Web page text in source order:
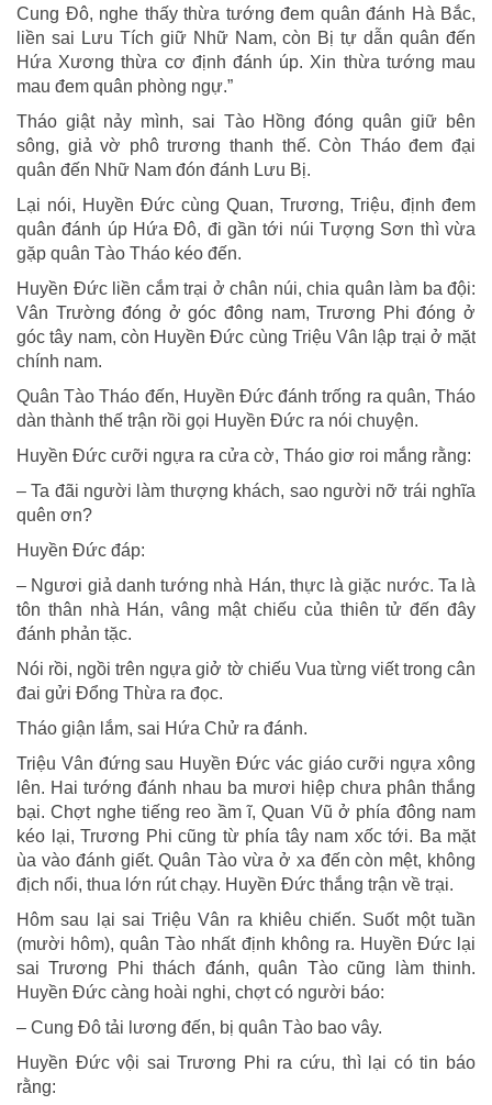
Cung Đô, nghe thấy thừa tướng đem quân đánh Hà Bắc,
liền sai Lưu Tích giữ Nhữ Nam, còn Bị tự dẫn quân đến
Hứa Xương thừa cơ định đánh úp. Xin thừa tướng mau
mau đem quân phòng ngự.”
Tháo giật nảy mình, sai Tào Hồng đóng quân giữ bên
sông, giả vờ phô trương thanh thế. Còn Tháo đem đại
quân đến Nhữ Nam đón đánh Lưu Bị.
Lại nói, Huyền Đức cùng Quan, Trương, Triệu, định đem
quân đánh úp Hứa Đô, đi gần tới núi Tượng Sơn thì vừa
gặp quân Tào Tháo kéo đến.
Huyền Đức liền cắm trại ở chân núi, chia quân làm ba đội:
Vân Trường đóng ở góc đông nam, Trương Phi đóng ở
góc tây nam, còn Huyền Đức cùng Triệu Vân lập trại ở mặt
chính nam.
Quân Tào Tháo đến, Huyền Đức đánh trống ra quân, Tháo
dàn thành thế trận rồi gọi Huyền Đức ra nói chuyện.
Huyền Đức cưỡi ngựa ra cửa cờ, Tháo giơ roi mắng rằng:
– Ta đãi người làm thượng khách, sao người nỡ trái nghĩa
quên ơn?
Huyền Đức đáp:
– Ngươi giả danh tướng nhà Hán, thực là giặc nước. Ta là
tôn thân nhà Hán, vâng mật chiếu của thiên tử đến đây
đánh phản tặc.
Nói rồi, ngồi trên ngựa giở tờ chiếu Vua từng viết trong cân
đai gửi Đổng Thừa ra đọc.
Tháo giận lắm, sai Hứa Chử ra đánh.
Triệu Vân đứng sau Huyền Đức vác giáo cưỡi ngựa xông
lên. Hai tướng đánh nhau ba mươi hiệp chưa phân thắng
bại. Chợt nghe tiếng reo ầm ĩ, Quan Vũ ở phía đông nam
kéo lại, Trương Phi cũng từ phía tây nam xốc tới. Ba mặt
ùa vào đánh giết. Quân Tào vừa ở xa đến còn mệt, không
địch nổi, thua lớn rút chạy. Huyền Đức thắng trận về trại.
Hôm sau lại sai Triệu Vân ra khiêu chiến. Suốt một tuần
(mười hôm), quân Tào nhất định không ra. Huyền Đức lại
sai Trương Phi thách đánh, quân Tào cũng làm thinh.
Huyền Đức càng hoài nghi, chợt có người báo:
– Cung Đô tải lương đến, bị quân Tào bao vây.
Huyền Đức vội sai Trương Phi ra cứu, thì lại có tin báo
rằng: